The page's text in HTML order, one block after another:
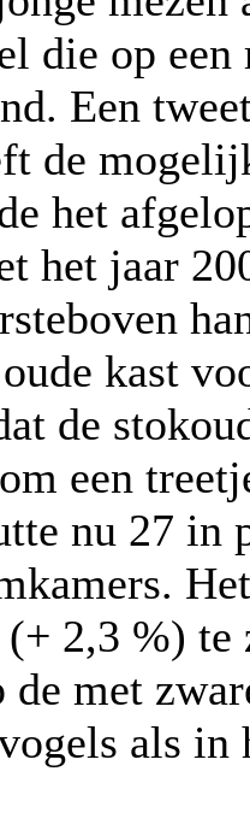
die op
Een
de
het
het jaar
kast
de
een
nu 27 in
2,3 %)
de met
als in